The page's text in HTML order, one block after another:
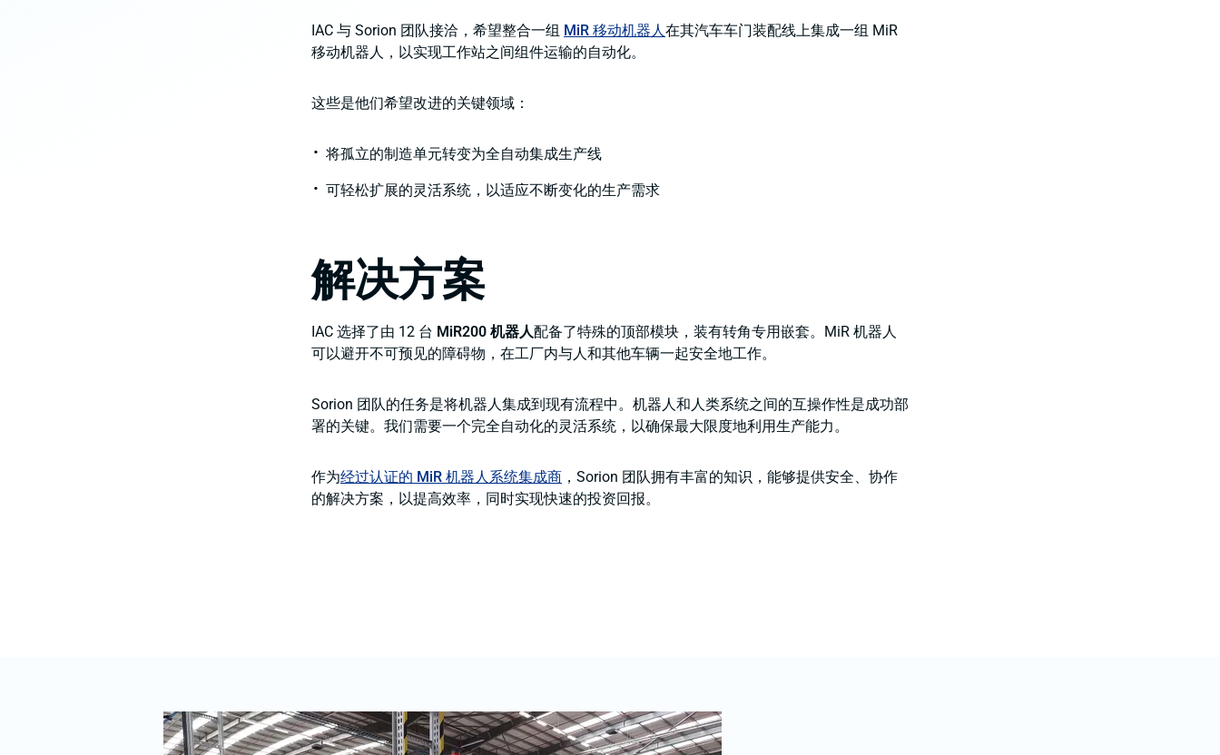
IAC 与 Sorion 团队接洽，希望整合一组 MiR 移动机器人在其汽车车门装配线上集成一组 MiR
移动机器人，以实现工作站之间组件运输的自动化。
这些是他们希望改进的关键领域：
将孤立的制造单元转变为全自动集成生产线
可轻松扩展的灵活系统，以适应不断变化的生产需求
解决方案
IAC 选择了由 12 台 MiR200 机器人配备了特殊的顶部模块，装有转角专用嵌套。MiR 机器人
可以避开不可预见的障碍物，在工厂内与人和其他车辆一起安全地工作。
Sorion 团队的任务是将机器人集成到现有流程中。机器人和人类系统之间的互操作性是成功部
署的关键。我们需要一个完全自动化的灵活系统，以确保最大限度地利用生产能力。
作为经过认证的 MiR 机器人系统集成商 ，Sorion 团队拥有丰富的知识，能够提供安全、协作
的解决方案，以提高效率，同时实现快速的投资回报。